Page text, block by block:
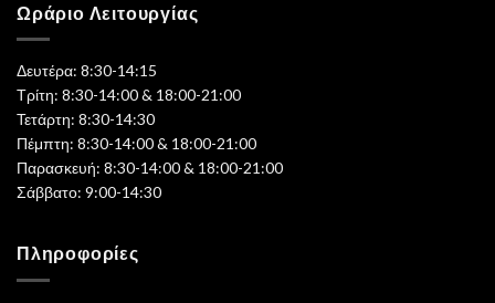
Ωράριο Λειτουργίας
Δευτέρα: 8:30-14:15
Τρίτη: 8:30-14:00 & 18:00-21:00
Τετάρτη: 8:30-14:30
Πέμπτη: 8:30-14:00 & 18:00-21:00
Παρασκευή: 8:30-14:00 & 18:00-21:00
Σάββατο: 9:00-14:30
Πληροφορίες